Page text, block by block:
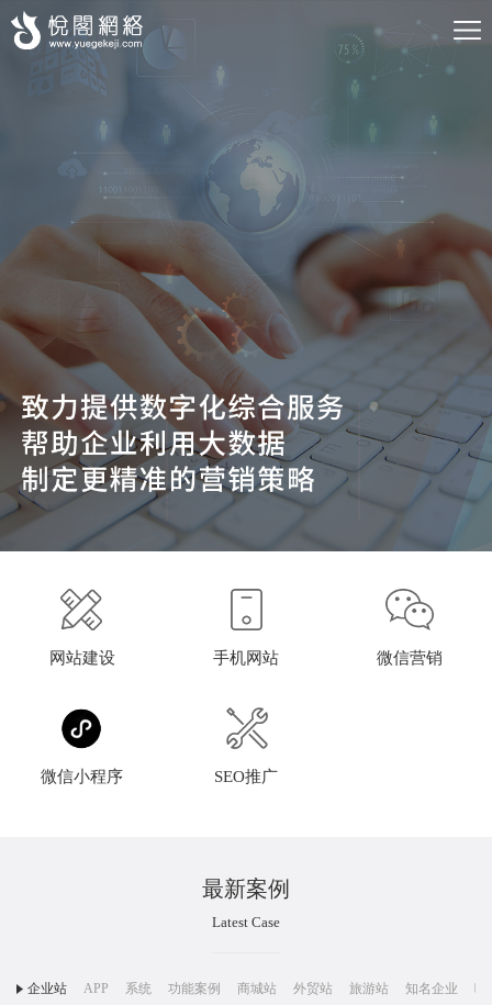
网站建设 手机网站 微信营销
微信小程序 SEO推广
最新案例
Latest Case
企业站 APP 系统 功能案例 商城站 外贸站 旅游站 知名企业 响